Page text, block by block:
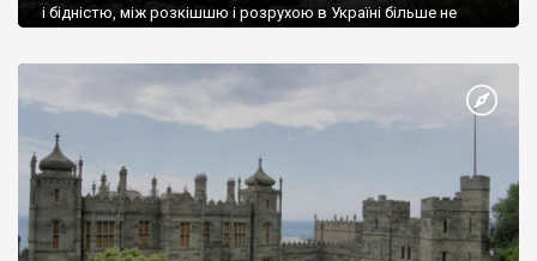
і бідністю, між розкішшю і розрухою в Україні більше не